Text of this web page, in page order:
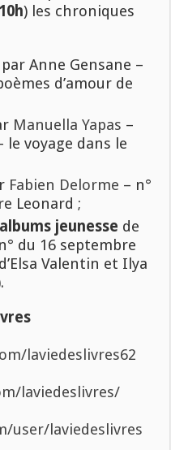
) les chroniques
Anne Gensane –
d’amour de
Manuella Yapas –
le voyage dans le
Fabien Delorme – n°
Leonard ;
jeunesse de
du 16 septembre
Valentin et Ilya
laviedeslivres62
laviedeslivres/
user/laviedeslivres